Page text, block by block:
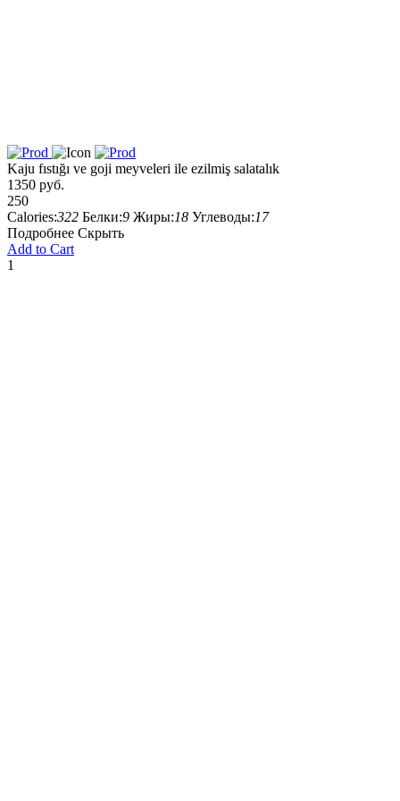
Kaju fıstığı ve goji meyveleri ile ezilmiş salatalık
1350 руб.
250
Calories:322 Белки:9 Жиры:18 Углеводы:17
Подробнее Скрыть
Add to Cart
1